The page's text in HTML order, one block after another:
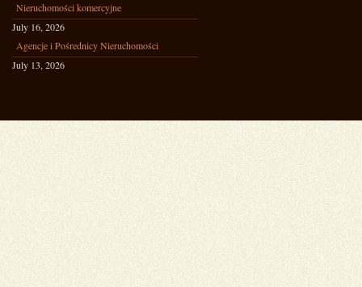
Nieruchomości komercyjne
July 16, 2026
Agencje i Pośrednicy Nieruchomości
July 13, 2026